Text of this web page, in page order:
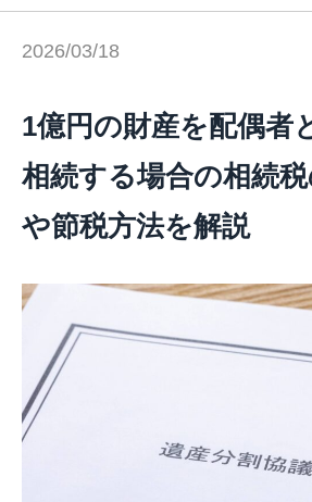
2026/03/18
1億円の財産を配偶者
相続する場合の相続
や節税方法を解説